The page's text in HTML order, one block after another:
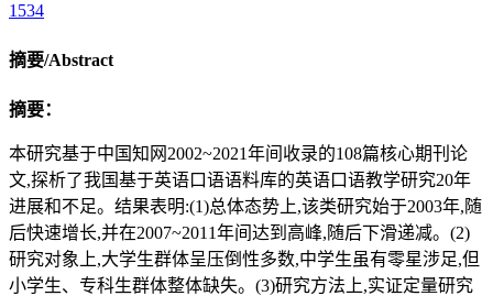
1534
摘要/Abstract
摘要：
本研究基于中国知网2002~2021年间收录的108篇核心期刊论
文,探析了我国基于英语口语语料库的英语口语教学研究20年
进展和不足。结果表明:(1)总体态势上,该类研究始于2003年,随
后快速增长,并在2007~2011年间达到高峰,随后下滑递减。(2)
研究对象上,大学生群体呈压倒性多数,中学生虽有零星涉足,但
小学生、专科生群体整体缺失。(3)研究方法上,实证定量研究